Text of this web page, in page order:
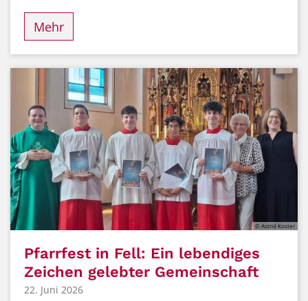
Mehr
© Astrid Koster
Pfarrfest in Fell: Ein lebendiges
Zeichen gelebter Gemeinschaft
22. Juni 2026